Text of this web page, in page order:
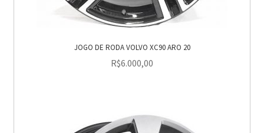
JOGO DE RODA VOLVO XC90 ARO 20
R$6.000,00